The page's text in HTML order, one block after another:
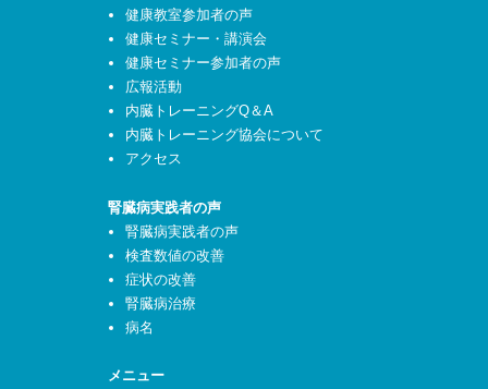
健康教室参加者の声
健康セミナー・講演会
健康セミナー参加者の声
広報活動
内臓トレーニングQ＆A
内臓トレーニング協会について
アクセス
腎臓病実践者の声
腎臓病実践者の声
検査数値の改善
症状の改善
腎臓病治療
病名
メニュー